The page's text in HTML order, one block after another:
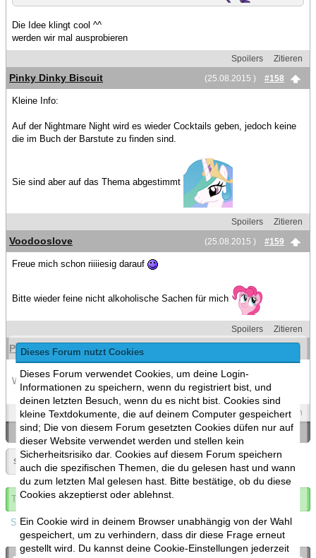
Dieses Forum nutzt Cookies
Dieses Forum verwendet Cookies, um deine Login-
Informationen zu speichern, wenn du registriert bist, und
deinen letzten Besuch, wenn du es nicht bist. Cookies sind
kleine Textdokumente, die auf deinem Computer gespeichert
sind; Die von diesem Forum gesetzten Cookies düfen nur auf
dieser Website verwendet werden und stellen kein
Sicherheitsrisiko dar. Cookies auf diesem Forum speichern
auch die spezifischen Themen, die du gelesen hast und wann
du zum letzten Mal gelesen hast. Bitte bestätige, ob du diese
Cookies akzeptierst oder ablehnst.
Ein Cookie wird in deinem Browser unabhängig von der Wahl
gespeichert, um zu verhindern, dass dir diese Frage erneut
gestellt wird. Du kannst deine Cookie-Einstellungen jederzeit
Die Idee klingt cool ^^
werden wir mal ausprobieren
Spoilers
Zitieren
(25.08.2015 )
#158
Pinky Dinky Biscuit
Kleine Info:
Auf der Nightmare Night wird es wieder Cocktails geben, jedoch keine
die im Buch der Barstute zu finden sind.
Sie sind aber auf das Thema abgestimmt
Spoilers
Zitieren
(25.08.2015 )
#159
Voodooslove
Freue mich schon riiiiesig darauf
Bitte wieder feine nicht alkoholische Sachen für mich
Spoilers
Zitieren
Pinky Dinky Biscuit
Wir werden auf jedenfall auch alkoholfreie Sachen da
Spoilers Zitieren
«Ein Thema zurück|Ein Thema vor»
Seite:
Thema abonnieren
Spoilers